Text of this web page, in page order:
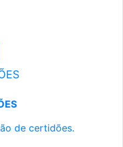
de certidões.